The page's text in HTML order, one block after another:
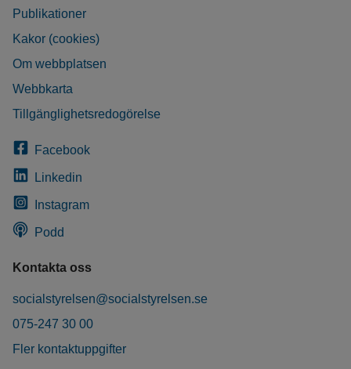
Publikationer
Kakor (cookies)
Om webbplatsen
Webbkarta
Tillgänglighetsredogörelse
Facebook
Linkedin
Instagram
Podd
Kontakta oss
socialstyrelsen@socialstyrelsen.se
075-247 30 00
Fler kontaktuppgifter